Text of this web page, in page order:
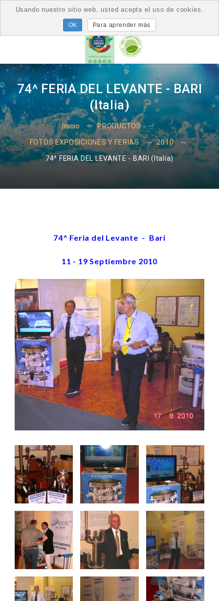
74^ FERIA DEL LEVANTE - BARI
(Italia)
Inicio PRODUCTOS
FOTOS EXPOSICIONES Y FERIAS 2010
74^ FERIA DEL LEVANTE - BARI (Italia)
74^ Feria del Levante - Bari
11 - 19 Septiembre 2010
Usando nuestro sitio web, usted acepta el uso de cookies.
Para aprender más